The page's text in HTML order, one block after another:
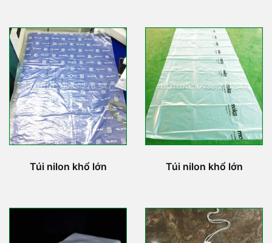
Túi nilon khổ lớn Túi nilon khổ lớn